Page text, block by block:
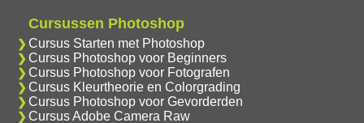
Cursussen Photoshop
Cursus Starten met Photoshop
Cursus Photoshop voor Beginners
Cursus Photoshop voor Fotografen
Cursus Kleurtheorie en Colorgrading
Cursus Photoshop voor Gevorderden
Cursus Adobe Camera Raw